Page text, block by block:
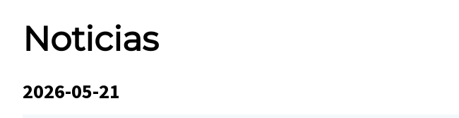
Noticias
2026-05-21